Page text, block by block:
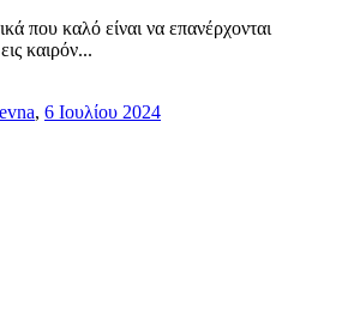
που καλό είναι να επανέρχονται
καιρόν...
, 6 Ιουλίου 2024